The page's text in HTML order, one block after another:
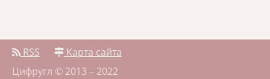
RSS
Карта сайта
Цифругл © 2013 – 2022